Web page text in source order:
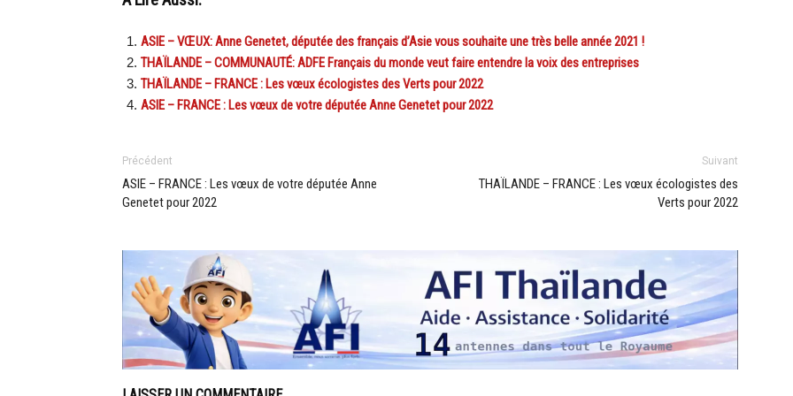
ASIE – VŒUX: Anne Genetet, députée des français d’Asie vous souhaite une très belle année 2021 !
THAÏLANDE – COMMUNAUTÉ: ADFE Français du monde veut faire entendre la voix des entreprises
THAÏLANDE – FRANCE : Les vœux écologistes des Verts pour 2022
ASIE – FRANCE : Les vœux de votre députée Anne Genetet pour 2022
Précédent
ASIE – FRANCE : Les vœux de votre députée Anne
Genetet pour 2022
Suivant
THAÏLANDE – FRANCE : Les vœux écologistes des
Verts pour 2022